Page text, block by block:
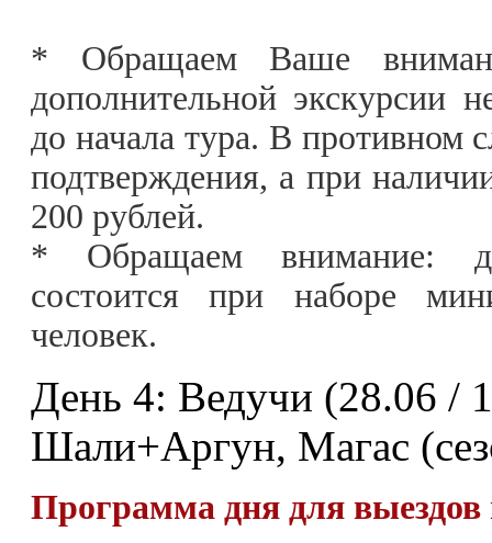
* Обращаем Ваше
дополнительной экскурсии
до начала тура. В противном
подтверждения, а при
200 рублей.
* Обращаем внимание:
состоится при наборе
человек.
День 4: Ведучи (28.06 /
Шали+Аргун, Магас
Программа дня для выездов